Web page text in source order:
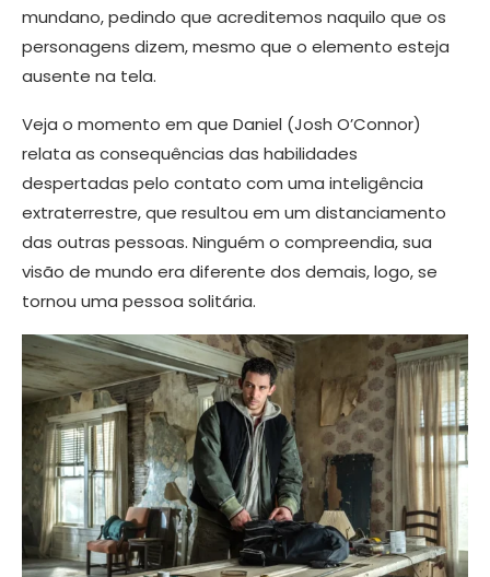
mundano, pedindo que acreditemos naquilo que os
personagens dizem, mesmo que o elemento esteja
ausente na tela.
Veja o momento em que Daniel (Josh O’Connor)
relata as consequências das habilidades
despertadas pelo contato com uma inteligência
extraterrestre, que resultou em um distanciamento
das outras pessoas. Ninguém o compreendia, sua
visão de mundo era diferente dos demais, logo, se
tornou uma pessoa solitária.